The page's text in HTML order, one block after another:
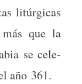
litúr­gi­cas
que la
se cel­e­
año 361.